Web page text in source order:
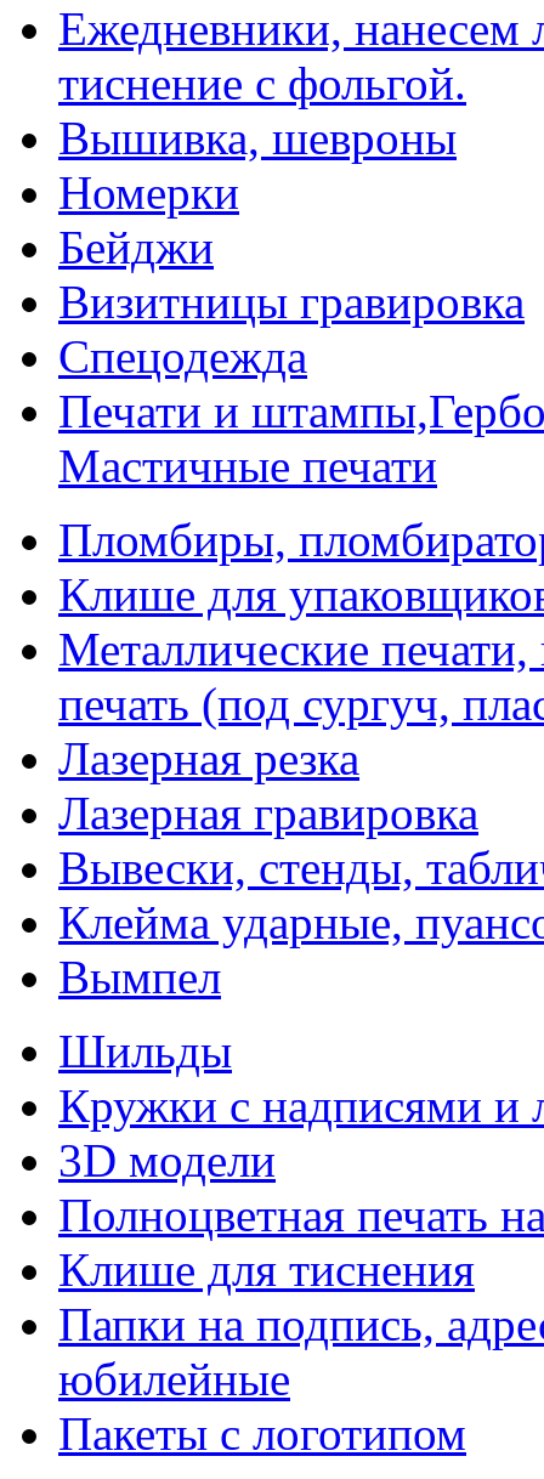
Ежедневники, нанесем
тиснение с фольгой.
Вышивка, шевроны
Номерки
Бейджи
Визитницы гравировка
Спецодежда
Печати и
Мастичные печати
Пломбиры,
Клише для
Металлические
печать (под сургуч,
Лазерная резка
Лазерная гравировка
Вывески, стенды,
Клейма ударные,
Вымпел
Шильды
Кружки с надписями и
3D модели
Полноцветная печать
Клише для тиснения
Папки на подпись,
юбилейные
Пакеты с логотипом